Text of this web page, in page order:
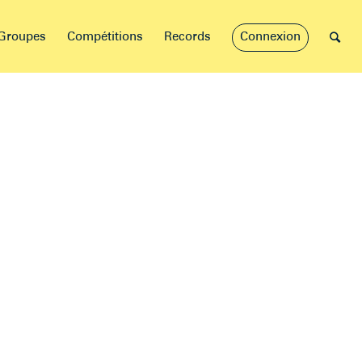
Compétitions Records Connexion